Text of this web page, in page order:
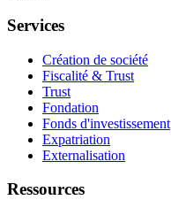
Services
Création de société
Fiscalité & Trust
Trust
Fondation
Fonds d'investissement
Expatriation
Externalisation
Ressources